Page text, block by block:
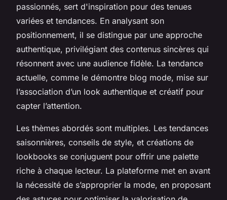
passionnés, sert d'inspiration pour des tenues
variées et tendances. En analysant son
positionnement, il se distingue par une approche
authentique, privilégiant des contenus sincères qui
résonnent avec une audience fidèle. La tendance
actuelle, comme le démontre blog mode, mise sur
l’association d’un look authentique et créatif pour
capter l’attention.
Les thèmes abordés sont multiples. Les tendances
saisonnières, conseils de style, et créations de
lookbooks se conjuguent pour offrir une palette
riche à chaque lecteur. La plateforme met en avant
la nécessité de s’approprier la mode, en proposant